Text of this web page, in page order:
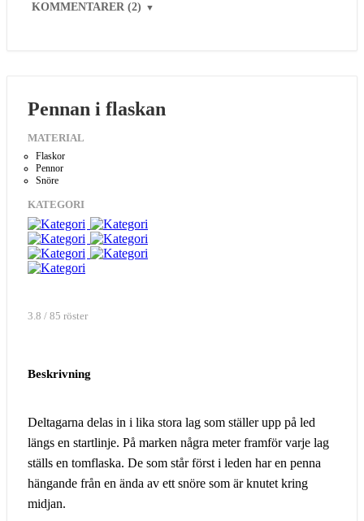
KOMMENTARER (2) ▼
Pennan i flaskan
MATERIAL
Flaskor
Pennor
Snöre
KATEGORI
3.8 / 85 röster
Beskrivning
Deltagarna delas in i lika stora lag som ställer upp på led
längs en startlinje. På marken några meter framför varje lag
ställs en tomflaska. De som står först i leden har en penna
hängande från en ända av ett snöre som är knutet kring
midjan.